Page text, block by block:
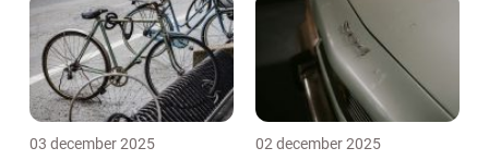
03 december 2025 02 december 2025